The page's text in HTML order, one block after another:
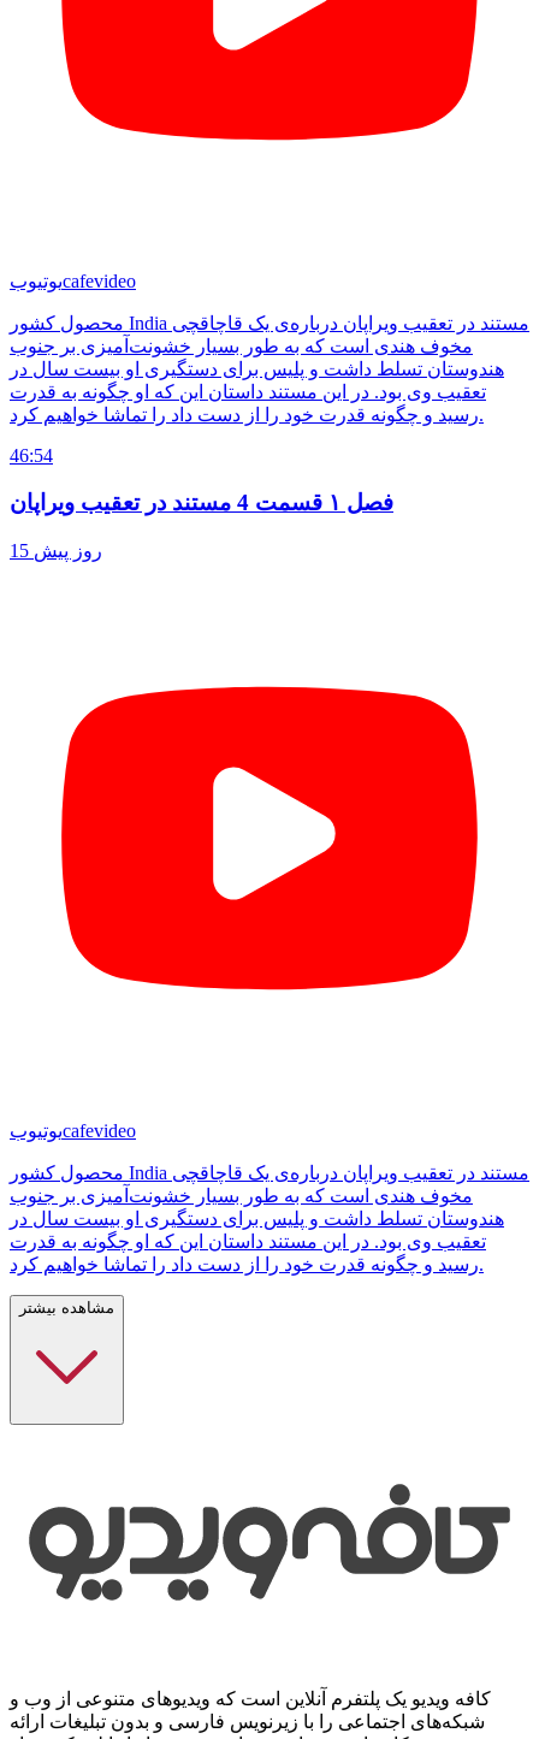
یوتیوبcafevideo
محصول کشور India مستند در تعقیب ویراپان درباره‌ی یک قاچاقچی
مخوف هندی است که به طور بسیار خشونت‌آمیزی بر جنوب
هندوستان تسلط داشت و پلیس برای دستگیری او بیست سال در
تعقیب وی بود. در این مستند داستان این که او چگونه به قدرت
رسید و چگونه قدرت خود را از دست داد را تماشا خواهیم کرد.
46:54
فصل ۱ قسمت 4 مستند در تعقیب ویراپان
15 روز پیش
یوتیوبcafevideo
محصول کشور India مستند در تعقیب ویراپان درباره‌ی یک قاچاقچی
مخوف هندی است که به طور بسیار خشونت‌آمیزی بر جنوب
هندوستان تسلط داشت و پلیس برای دستگیری او بیست سال در
تعقیب وی بود. در این مستند داستان این که او چگونه به قدرت
رسید و چگونه قدرت خود را از دست داد را تماشا خواهیم کرد.
مشاهده بیشتر
کافه ویدیو یک پلتفرم آنلاین است که ویدیوهای متنوعی از وب و
شبکه‌های اجتماعی را با زیرنویس فارسی و بدون تبلیغات ارائه